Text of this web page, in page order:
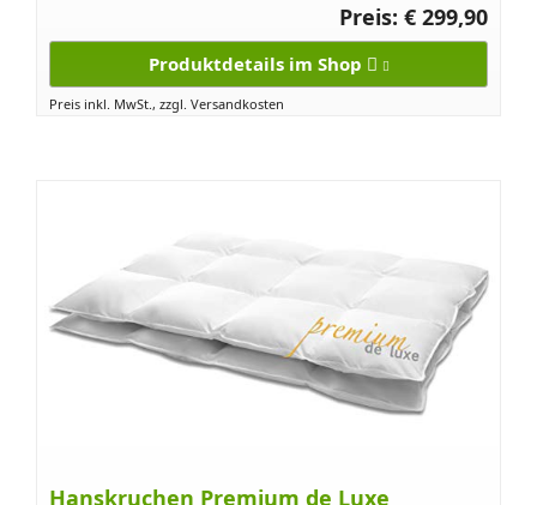
Preis: € 299,90
Produktdetails im Shop
Preis inkl. MwSt., zzgl. Versandkosten
Hanskruchen Premium de Luxe